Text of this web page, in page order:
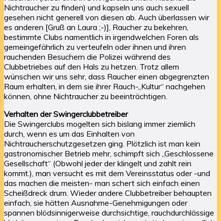
Nichtraucher zu finden) und kapseln uns auch sexuell
gesehen nicht generell von diesen ab. Auch überlassen wir
es anderen [Gruß an Laura ;-)], Raucher zu bekehren,
bestimmte Clubs namentlich in irgendwelchen Foren als
gemeingefährlich zu verteufeln oder ihnen und ihren
rauchenden Besuchern die Polizei während des
Clubbetriebes auf den Hals zu hetzen. Trotz allem
wünschen wir uns sehr, dass Raucher einen abgegrenzten
Raum erhalten, in dem sie ihrer Rauch-„Kultur“ nachgehen
können, ohne Nichtraucher zu beeinträchtigen.
Verhalten der Swingerclubbetreiber
Die Swingerclubs mogelten sich bislang immer ziemlich
durch, wenn es um das Einhalten von
Nichtraucherschutzgesetzen ging. Plötzlich ist man kein
gastronomischer Betrieb mehr, schimpft sich „Geschlossene
Gesellschaft“ (Obwohl jeder der klingelt und zahlt rein
kommt.), man versucht es mit dem Vereinsstatus oder -und
das machen die meisten- man schert sich einfach einen
Scheißdreck drum. Wieder andere Clubbetreiber behaupten
einfach, sie hätten Ausnahme-Genehmigungen oder
spannen blödsinnigerweise durchsichtige, rauchdurchlässige